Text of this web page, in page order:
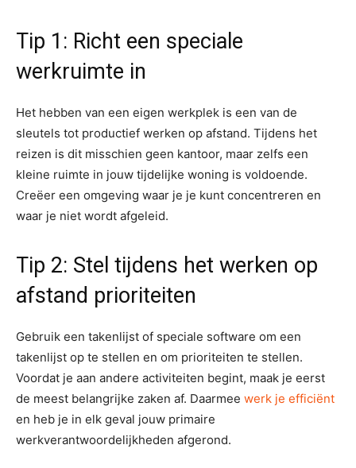
Tip 1: Richt een speciale
werkruimte in
Het hebben van een eigen werkplek is een van de
sleutels tot productief werken op afstand. Tijdens het
reizen is dit misschien geen kantoor, maar zelfs een
kleine ruimte in jouw tijdelijke woning is voldoende.
Creëer een omgeving waar je je kunt concentreren en
waar je niet wordt afgeleid.
Tip 2: Stel tijdens het werken op
afstand prioriteiten
Gebruik een takenlijst of speciale software om een
takenlijst op te stellen en om prioriteiten te stellen.
Voordat je aan andere activiteiten begint, maak je eerst
de meest belangrijke zaken af. Daarmee werk je efficiënt
en heb je in elk geval jouw primaire
werkverantwoordelijkheden afgerond.